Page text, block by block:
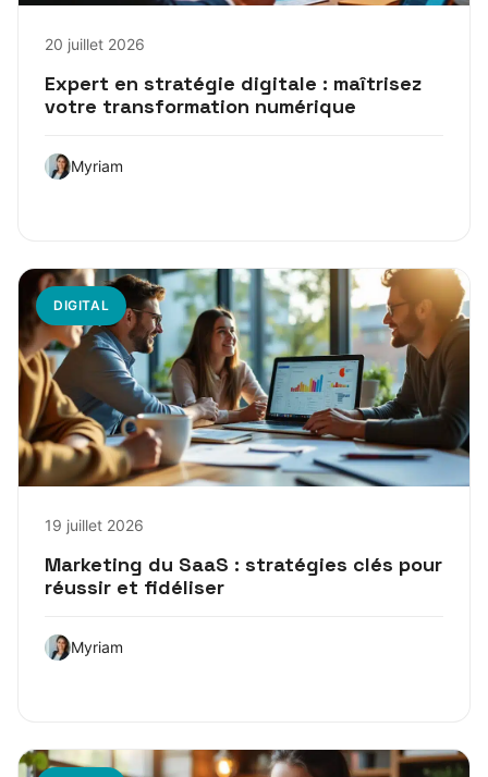
20 juillet 2026
Expert en stratégie digitale : maîtrisez
votre transformation numérique
Myriam
DIGITAL
19 juillet 2026
Marketing du SaaS : stratégies clés pour
réussir et fidéliser
Myriam